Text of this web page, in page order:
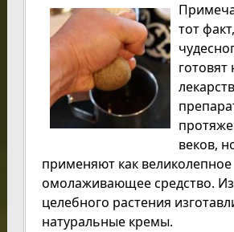
тот
готовят
веков,
применяют как великолепное
омолаживающее средство. Из
целебного растения
натуральные кремы.